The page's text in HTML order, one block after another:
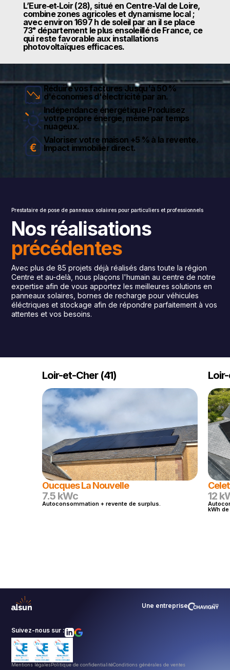
L’Eure‑et‑Loir (28), situé en Centre‑Val de Loire,
combine zones agricoles et dynamisme local ;
avec environ 1697 h de soleil par an il se place
73ᵉ département le plus ensoleillé de France, ce
qui reste favorable aux installations
photovoltaïques efficaces.
Réduire vos factures Jusqu'à 50 %
d'économies d'électricité par an.
Indépendance énergétique Produisez
votre propre énergie, même par temps
nuageux.
Valoriser votre maison +5 % à la revente.
Impact immobilier direct.
Prestataire de pose de panneaux solaiıres pour particuliers et professionnels
Nos réalisations
précédentes
Avec plus de 85 projets déjà réalisés dans toute la région
Centre et au-delà, nous plaçons l'humain au centre de notre
expertise afin de vous apportez les meilleures solutions en
panneaux solaires, bornes de recharge pour véhicules
éléctriques et stockage afin de répondre parfaitement à vos
attentes et vos besoins.
Loir-et-Cher (41)
Oucques La Nouvelle
7.5 kWc
Autoconsommation + revente de surplus.
12
kWh
Une entreprise
Suivez-nous sur :
Mentions légalesPolitique de confidentialitéConditions générales de ventes